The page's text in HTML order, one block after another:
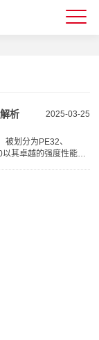
2025-03-25
析
划分为PE32、
其卓越的强度性能，